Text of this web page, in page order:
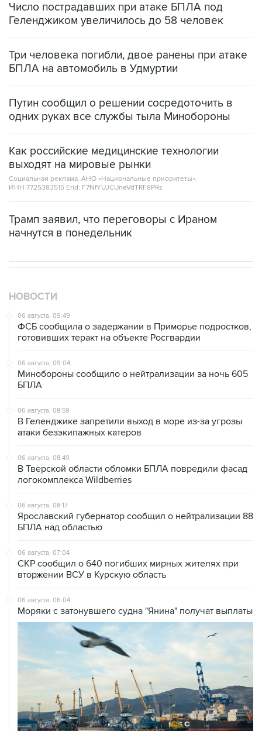
Число пострадавших при атаке БПЛА под
Геленджиком увеличилось до 58 человек
Три человека погибли, двое ранены при атаке
БПЛА на автомобиль в Удмуртии
Путин сообщил о решении сосредоточить в
одних руках все службы тыла Минобороны
Как российские медицинские технологии
выходят на мировые рынки
Социальная реклама, АНО «Национальные приоритеты».
ИНН 7725383515 Erid: F7NfYUJCUneVdTRF8PRs
Трамп заявил, что переговоры с Ираном
начнутся в понедельник
НОВОСТИ
06 августа, 09:49
ФСБ сообщила о задержании в Приморье подростков,
готовивших теракт на объекте Росгвардии
06 августа, 09:04
Минобороны сообщило о нейтрализации за ночь 605
БПЛА
06 августа, 08:59
В Геленджике запретили выход в море из-за угрозы
атаки безэкипажных катеров
06 августа, 08:49
В Тверской области обломки БПЛА повредили фасад
логокомплекса Wildberries
06 августа, 08:17
Ярославский губернатор сообщил о нейтрализации 88
БПЛА над областью
06 августа, 07:04
СКР сообщил о 640 погибших мирных жителях при
вторжении ВСУ в Курскую область
06 августа, 06:04
Моряки с затонувшего судна "Янина" получат выплаты